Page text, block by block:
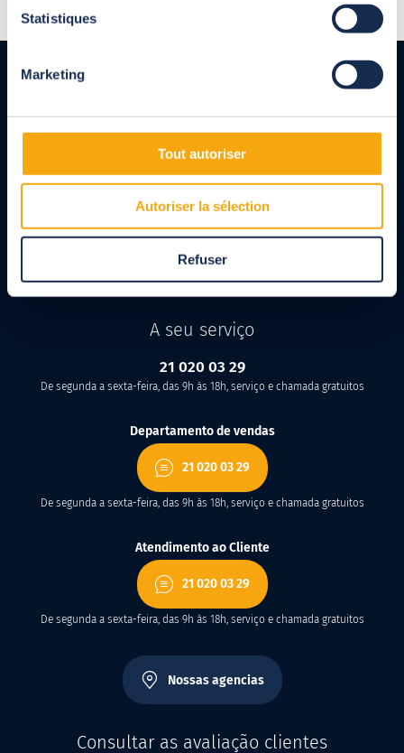
Statistiques
Marketing
Tout autoriser
Autoriser la sélection
Refuser
persianas e coberturas, abrigos para terraços,
pérgulas e carports para particulares e profissionais.
Produtos inteiramente feitos à medida, concebidos
em conformidade com as normas NF.
A seu serviço
21 020 03 29
De segunda a sexta-feira, das 9h às 18h, serviço e chamada gratuitos
Departamento de vendas
21 020 03 29
De segunda a sexta-feira, das 9h às 18h, serviço e chamada gratuitos
Atendimento ao Cliente
21 020 03 29
De segunda a sexta-feira, das 9h às 18h, serviço e chamada gratuitos
Nossas agencias
Consultar as avaliação clientes